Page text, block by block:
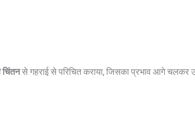
चिंतनसे गहराई से परिचित कराया, जिसका प्रभाव आगे